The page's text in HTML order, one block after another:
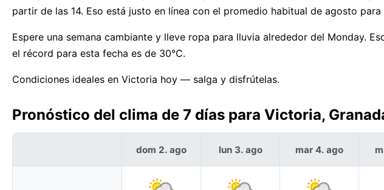
partir de las 14. Eso está justo en línea con el promedio habitual de agosto para
Espere una semana cambiante y lleve ropa para lluvia alrededor del Monday.
el récord para esta fecha es de 30°C.
Condiciones ideales en Victoria hoy — salga y disfrútelas.
Pronóstico del clima de 7 días para Victoria,
dom 2. ago lun 3. ago mar 4. ago